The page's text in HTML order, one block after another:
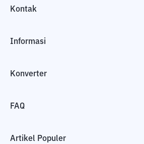
Kontak
Informasi
Konverter
FAQ
Artikel Populer